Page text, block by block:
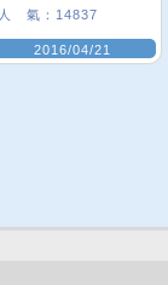
人 氣： 14837
2016/04/21